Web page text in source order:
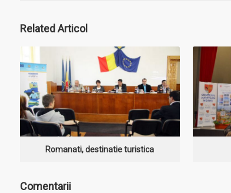
RelatedArticolMAI MULT
Romanati, destinatie turistica
Comentarii